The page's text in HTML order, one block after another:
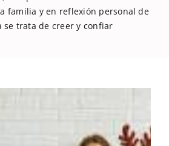
Blog
Capacitaciones
familia y en reflexión personal de
se trata de creer y confiar